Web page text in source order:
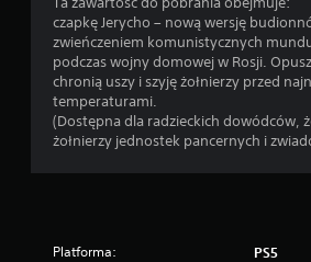
czapkę Jerycho – nową wersję
zwieńczeniem komunistycznych
podczas wojny domowej w Rosji.
chronią uszy i szyję żołnierzy przed
temperaturami.
(Dostępna dla radzieckich dowódców,
żołnierzy jednostek pancernych i
Platforma: PS5